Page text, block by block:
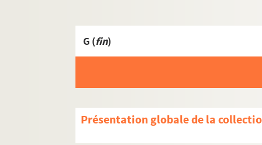
G (fin)
Présentation globale de la